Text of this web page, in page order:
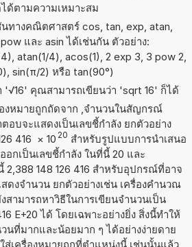
ด้ตามความเหมาะสม
ทางคณิตศาสตร์ cos, tan, exp, atan,
และ asin ได้เช่นกัน ตัวอย่าง:
atan(1/4), acos(1), 2 exp 3, 3 pow 2,
sin(π/2) หรือ tan(90°)
'√16' คุณสามารถเขียนว่า 'sqrt 16' ก็ได้
งหมายถูกถัดจาก ,จำนวนในสัญกรณ์
อบจะแสดงเป็นเลขชี้กำลัง ยกตัวอย่าง
416 × 10 20 สำหรับรูปแบบการนำเสนอ
กเป็นเลขชี้กำลัง ในที่นี้ 20 และ
2,388 148 126 416 สำหรับอุปกรณ์ที่อาจ
ดงจำนวน ยกตัวอย่างเช่น เครื่องคำนวณ
สามารถหาวิธีในการเขียนจำนวนเป็น
E+20 ได้ โดยเฉพาะอย่างยิ่ง สิ่งนี้ทำให้
นที่มากและน้อยมาก ๆ ได้อย่างง่ายดาย
ส่เครื่องหมายถูกที่ตำแหน่งนี้ เช่นนั้นแล้ว